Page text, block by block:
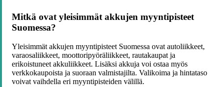
Mitkä ovat yleisimmät akkujen myyntipisteet
Suomessa?
Yleisimmät akkujen myyntipisteet Suomessa ovat autoliikkeet,
varaosaliikkeet, moottoripyöräliikkeet, rautakaupat ja
erikoistuneet akkuliikkeet. Lisäksi akkuja voi ostaa myös
verkkokaupoista ja suoraan valmistajilta. Valikoima ja hintataso
voivat vaihdella eri myyntipisteiden välillä.